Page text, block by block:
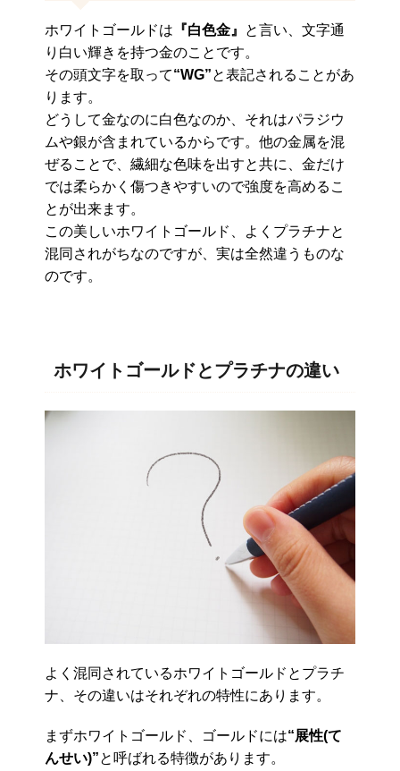
ホワイトゴールドは 『白色金』
と言い、文字通
り白い輝きを持つ金のことです。
その頭文字を取って“WG”と表記されることがあ
ります。
どうして金なのに白色なのか、それはパラジウ
ムや銀が含まれているからです。他の金属を混
ぜることで、繊細な色味を出すと共に、金だけ
では柔らかく傷つきやすいので強度を高めるこ
とが出来ます。
この美しいホワイトゴールド、よくプラチナと
混同されがちなのですが、実は全然違うものな
のです。
ホワイトゴールドとプラチナの違い
よく混同されているホワイトゴールドとプラチ
ナ、その違いはそれぞれの特性にあります。
まずホワイトゴールド、ゴールドには“展性(て
んせい)”と呼ばれる特徴があります。